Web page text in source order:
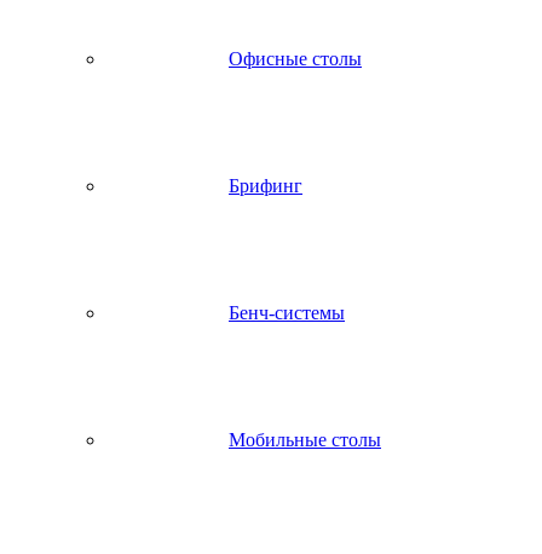
Офисные столы
Брифинг
Бенч-системы
Мобильные столы